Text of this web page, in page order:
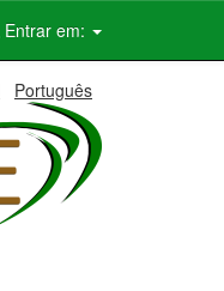
Entrar em:
Português